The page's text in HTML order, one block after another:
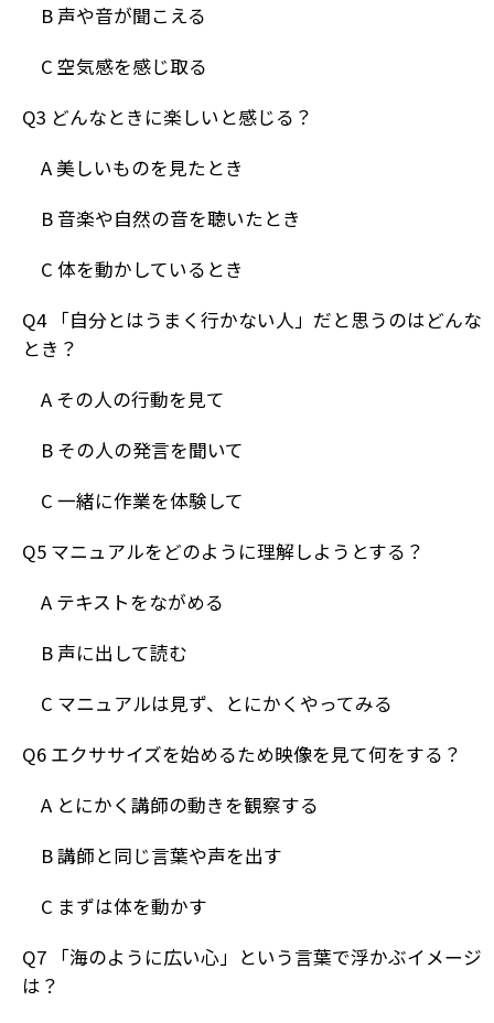
B 声や音が聞こえる
C 空気感を感じ取る
Q3 どんなときに楽しいと感じる？
A 美しいものを見たとき
B 音楽や自然の音を聴いたとき
C 体を動かしているとき
Q4 「自分とはうまく行かない人」だと思うのはどんな
とき？
A その人の行動を見て
B その人の発言を聞いて
C 一緒に作業を体験して
Q5 マニュアルをどのように理解しようとする？
A テキストをながめる
B 声に出して読む
C マニュアルは見ず、とにかくやってみる
Q6 エクササイズを始めるため映像を見て何をする？
A とにかく講師の動きを観察する
B 講師と同じ言葉や声を出す
C まずは体を動かす
Q7 「海のように広い心」という言葉で浮かぶイメージ
は？